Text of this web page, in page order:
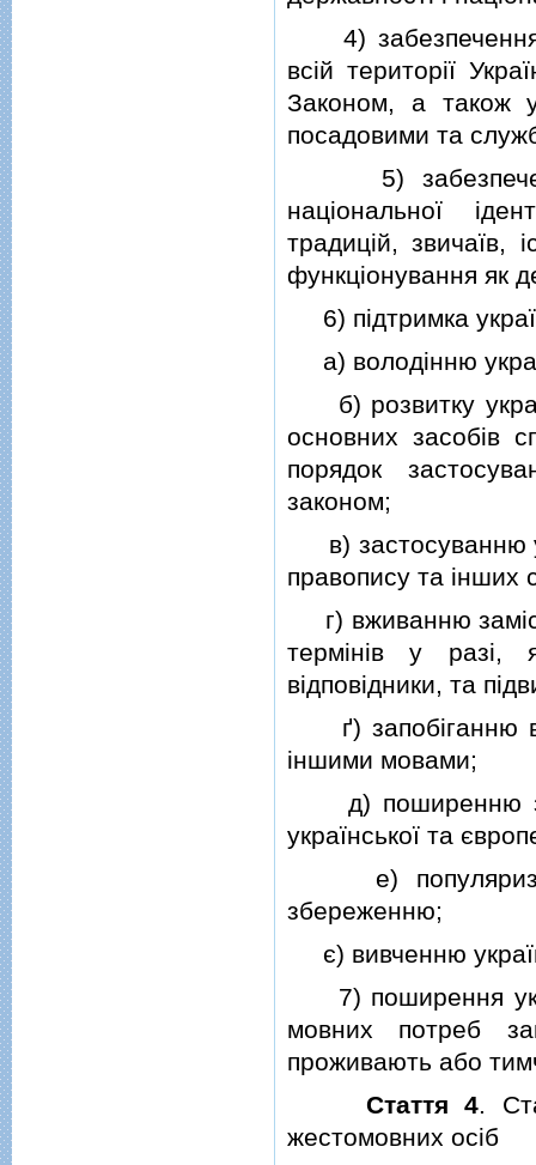
4) забезпечення
всiй територiї
Законом, а також
посадовими та
5)
нацiональної
традицiй, звичаїв,
функцiонування як
6) пiдтримка
а) володiнню
б) розвитку
основних засобiв
порядок
законом;
в) застосуванню
правопису та iнших
г) вживанню
термiнiв у разi,
вiдповiдники, та
ґ) запобiганню
iншими мовами;
д) поширенню
української та
е)
збереженню;
є) вивченню
7) поширення
мовних потреб
проживають або
Стаття 4.
жестомовних осiб